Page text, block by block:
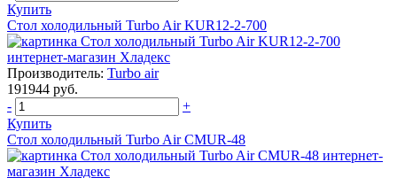
Купить
Стол холодильный Turbo Air KUR12-2-700
Производитель: Turbo air
191944 руб.
-
+
Купить
Стол холодильный Turbo Air CMUR-48